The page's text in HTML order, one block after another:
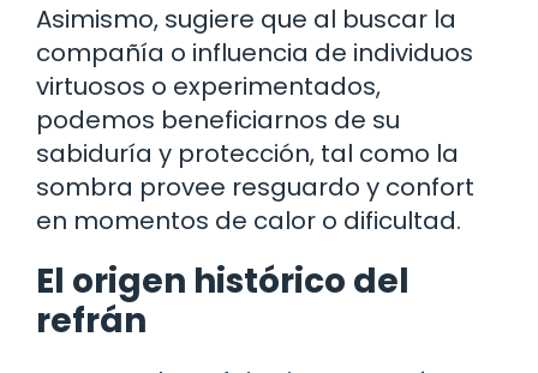
Asimismo, sugiere que al buscar la
compañía o influencia de individuos
virtuosos o experimentados,
podemos beneficiarnos de su
sabiduría y protección, tal como la
sombra provee resguardo y confort
en momentos de calor o dificultad.
El origen histórico del
refrán